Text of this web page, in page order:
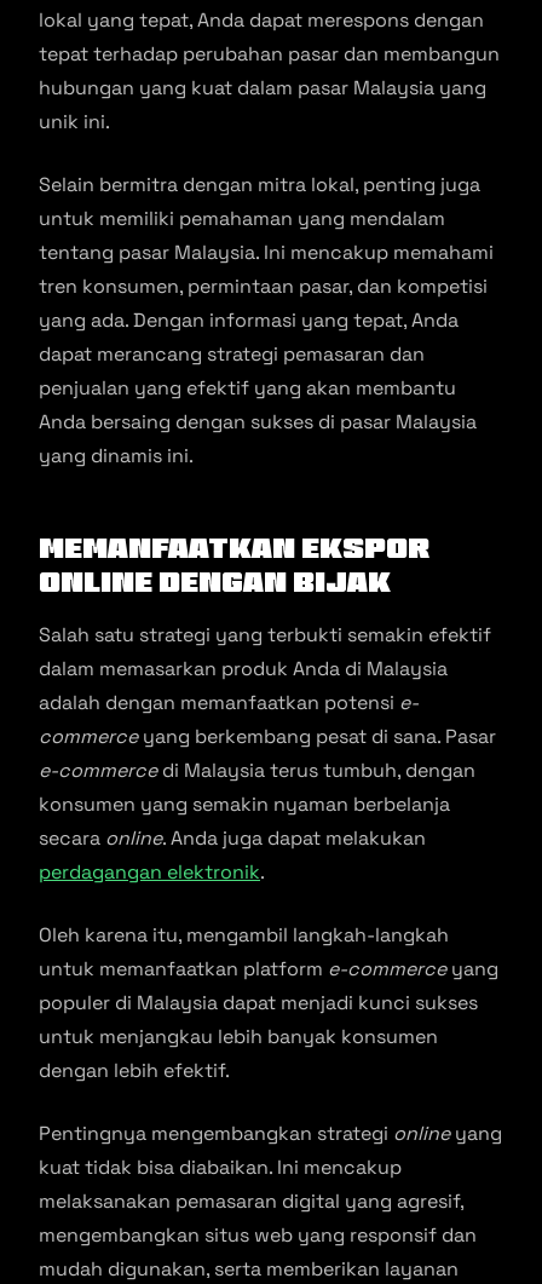
lokal yang tepat, Anda dapat merespons dengan
tepat terhadap perubahan pasar dan membangun
hubungan yang kuat dalam pasar Malaysia yang
unik ini.
Selain bermitra dengan mitra lokal, penting juga
untuk memiliki pemahaman yang mendalam
tentang pasar Malaysia. Ini mencakup memahami
tren konsumen, permintaan pasar, dan kompetisi
yang ada. Dengan informasi yang tepat, Anda
dapat merancang strategi pemasaran dan
penjualan yang efektif yang akan membantu
Anda bersaing dengan sukses di pasar Malaysia
yang dinamis ini.
Memanfaatkan Ekspor
Online dengan Bijak
Salah satu strategi yang terbukti semakin efektif
dalam memasarkan produk Anda di Malaysia
adalah dengan memanfaatkan potensi e-
commerceyang berkembang pesat di sana. Pasar
e-commercedi Malaysia terus tumbuh, dengan
konsumen yang semakin nyaman berbelanja
secara online. Anda juga dapat melakukan
perdagangan elektronik.
Oleh karena itu, mengambil langkah-langkah
untuk memanfaatkan platform e-commerceyang
populer di Malaysia dapat menjadi kunci sukses
untuk menjangkau lebih banyak konsumen
dengan lebih efektif.
Pentingnya mengembangkan strategi onlineyang
kuat tidak bisa diabaikan. Ini mencakup
melaksanakan pemasaran digital yang agresif,
mengembangkan situs web yang responsif dan
mudah digunakan, serta memberikan layanan